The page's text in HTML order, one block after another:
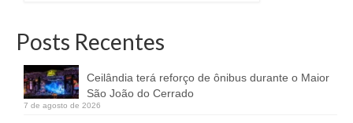
Posts Recentes
Ceilândia terá reforço de ônibus durante o Maior
São João do Cerrado
7 de agosto de 2026